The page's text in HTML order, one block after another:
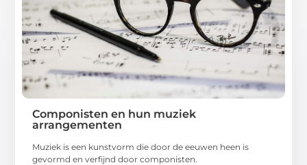
Componisten en hun muziek
arrangementen
Muziek is een kunstvorm die door de eeuwen heen is
gevormd en verfijnd door componisten.